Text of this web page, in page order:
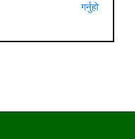
गर्नुहोस्